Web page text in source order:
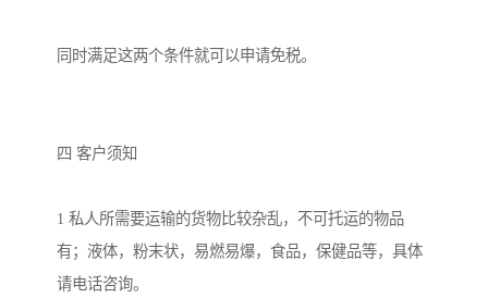
同时满足这两个条件就可以申请免税。
四 客户须知
1 私人所需要运输的货物比较杂乱，不可托运的物品
有；液体，粉末状，易燃易爆，食品，保健品等，具体
请电话咨询。